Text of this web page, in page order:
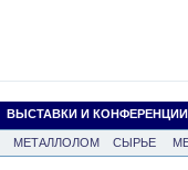
ВЫСТАВКИ И КОНФЕРЕНЦИИ
МЕТАЛЛОЛОМ СЫРЬЕ